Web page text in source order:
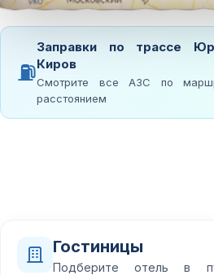
⛽
Заправки по трассе
Киров
Смотрите все АЗС по
расстоянием
Гостиницы
Подберите отель в